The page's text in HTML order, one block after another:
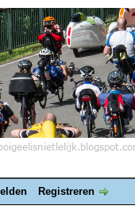
Registreren